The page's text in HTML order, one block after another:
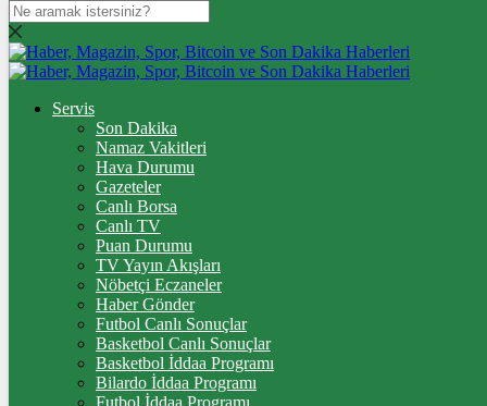
DOLAR
47,7108$% 0.16
% 0
STERLİN
% 0.08
GRAM ALTIN
%0,76
ÇEYREK ALTIN
10.717,00%0,79
TAM ALTIN
Servis
Son Dakika
Namaz Vakitleri
Hava Durumu
Gazeteler
Canlı Borsa
Canlı TV
Puan Durumu
TV Yayın Akışları
Nöbetçi Eczaneler
Haber Gönder
Futbol Canlı Sonuçlar
Basketbol Canlı Sonuçlar
Basketbol İddaa Programı
Bilardo İddaa Programı
Futbol İddaa Programı